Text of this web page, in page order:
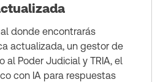
donde encontrarás
actualizada, un gestor de
al Poder Judicial y TRIA, el
con IA para respuestas